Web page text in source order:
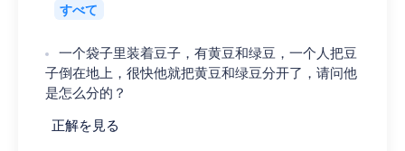
すべて
一个袋子里装着豆子，有黄豆和绿豆，一个人把豆
子倒在地上，很快他就把黄豆和绿豆分开了，请问他
是怎么分的？
正解を見る